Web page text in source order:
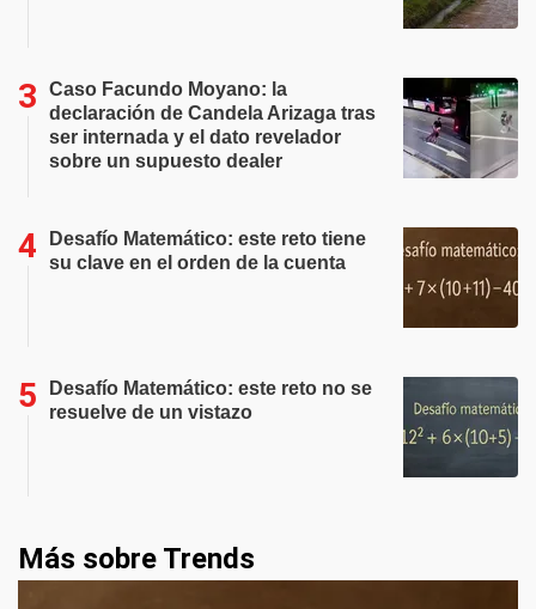
Caso Facundo Moyano: la
declaración de Candela Arizaga tras
ser internada y el dato revelador
sobre un supuesto dealer
Desafío Matemático: este reto tiene
su clave en el orden de la cuenta
Desafío Matemático: este reto no se
resuelve de un vistazo
Más sobre Trends